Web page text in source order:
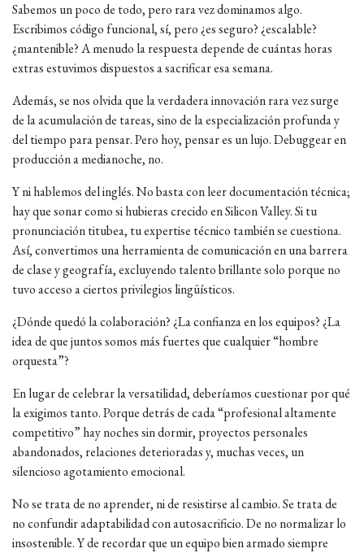
Sabemos un poco de todo, pero rara vez dominamos algo.
Escribimos código funcional, sí, pero ¿es seguro? ¿escalable?
¿mantenible? A menudo la respuesta depende de cuántas horas
extras estuvimos dispuestos a sacrificar esa semana.
Además, se nos olvida que la verdadera innovación rara vez surge
de la acumulación de tareas, sino de la especialización profunda y
del tiempo para pensar. Pero hoy, pensar es un lujo. Debuggear en
producción a medianoche, no.
Y ni hablemos del inglés. No basta con leer documentación técnica;
hay que sonar como si hubieras crecido en Silicon Valley. Si tu
pronunciación titubea, tu expertise técnico también se cuestiona.
Así, convertimos una herramienta de comunicación en una barrera
de clase y geografía, excluyendo talento brillante solo porque no
tuvo acceso a ciertos privilegios lingüísticos.
¿Dónde quedó la colaboración? ¿La confianza en los equipos? ¿La
idea de que juntos somos más fuertes que cualquier “hombre
orquesta”?
En lugar de celebrar la versatilidad, deberíamos cuestionar por qué
la exigimos tanto. Porque detrás de cada “profesional altamente
competitivo” hay noches sin dormir, proyectos personales
abandonados, relaciones deterioradas y, muchas veces, un
silencioso agotamiento emocional.
No se trata de no aprender, ni de resistirse al cambio. Se trata de
no confundir adaptabilidad con autosacrificio. De no normalizar lo
insostenible. Y de recordar que un equipo bien armado siempre